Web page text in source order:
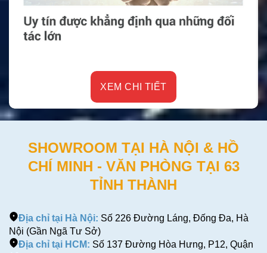
XEM CHI TIẾT
SHOWROOM TẠI HÀ NỘI & HỒ
CHÍ MINH - VĂN PHÒNG TẠI 63
TỈNH THÀNH
Địa chỉ tại Hà Nội: Số 226 Đường Láng, Đống Đa, Hà
Nội (Gần Ngã Tư Sở)
Địa chỉ tại HCM: Số 137 Đường Hòa Hưng, P12, Quận